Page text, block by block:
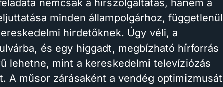
nemcsak a hírszolgáltatás, hanem a
minden állampolgárhoz, függetlenül
hirdetőknek. Úgy véli, a
és egy higgadt, megbízható hírforrás
lehetne, mint a kereskedelmi televíziózás
A műsor zárásaként a vendég optimizmusát